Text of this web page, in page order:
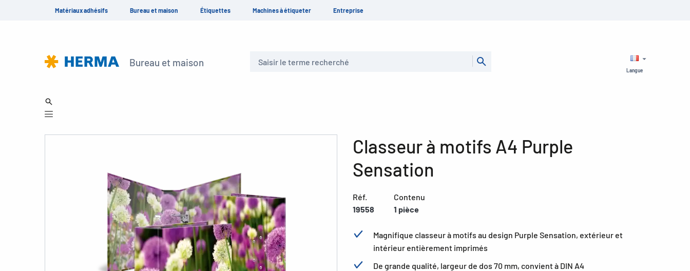
Matériaux adhésifs Bureau et maison Étiquettes Machines à étiqueter Entreprise
Bureau et maison
Langue
Classeur à motifs A4 Purple
Sensation
Réf.
19558
Contenu
1 pièce
Magnifique classeur à motifs au design Purple Sensation, extérieur et
intérieur entièrement imprimés
De grande qualité, largeur de dos 70 mm, convient à DIN A4